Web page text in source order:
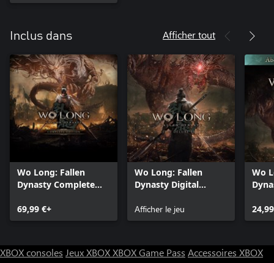
Inclus dans Afficher tout
Wo Long: Fallen
Dynasty Complete
69,99 €+
Wo Long: Fallen
Dynasty Digital
Afficher le jeu
Wo
XBOX consoles Jeux XBOXXBOX Game Pass Accessoires XBOX